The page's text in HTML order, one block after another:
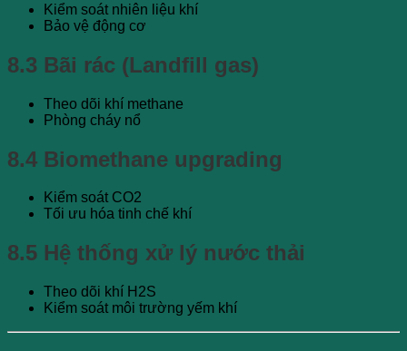
Kiểm soát nhiên liệu khí
Bảo vệ động cơ
8.3 Bãi rác (Landfill gas)
Theo dõi khí methane
Phòng cháy nổ
8.4 Biomethane upgrading
Kiểm soát CO2
Tối ưu hóa tinh chế khí
8.5 Hệ thống xử lý nước thải
Theo dõi khí H2S
Kiểm soát môi trường yếm khí